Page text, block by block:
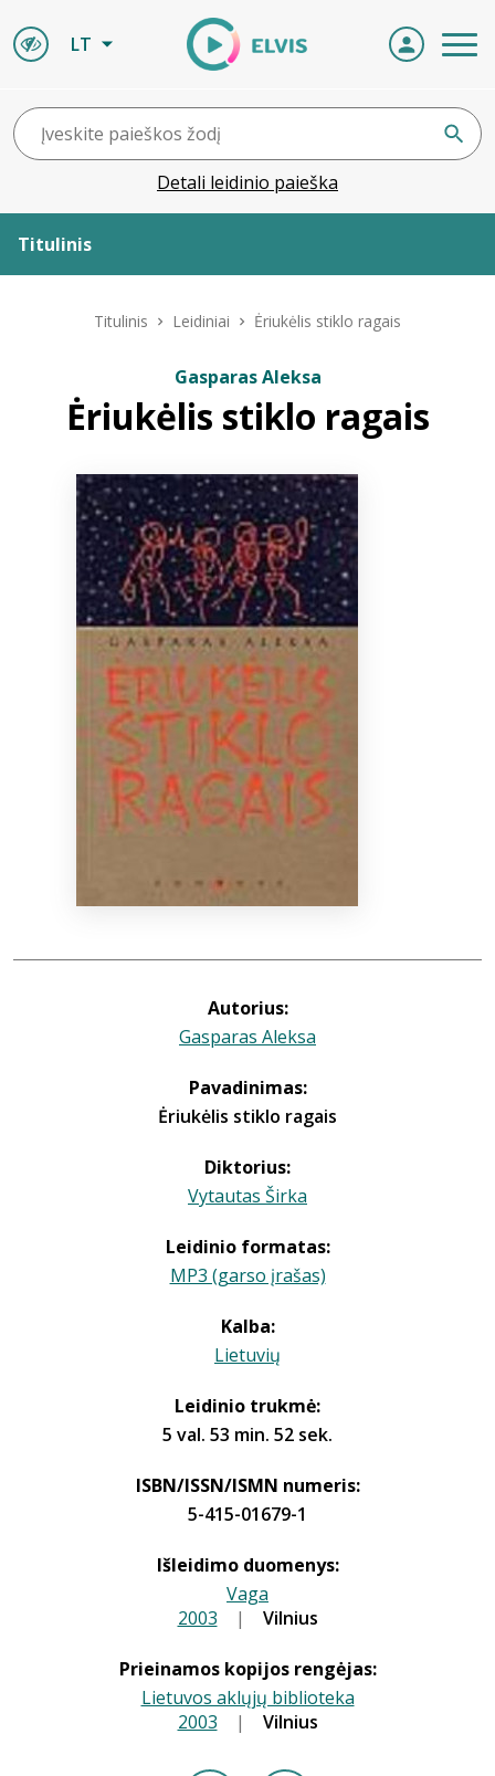
LT
Detali leidinio paieška
Titulinis
ELVIS atvyksta
Naujienos
Bibliotekoms
Titulinis Leidiniai Ėriukėlis stiklo ragais
Gasparas Aleksa
Ėriukėlis stiklo ragais
Autorius:
Gasparas Aleksa
Pavadinimas:
Ėriukėlis stiklo ragais
Diktorius:
Vytautas Širka
Leidinio formatas:
MP3 (garso įrašas)
Kalba:
Lietuvių
Leidinio trukmė:
5 val. 53 min. 52 sek.
ISBN/ISSN/ISMN numeris:
5-415-01679-1
Išleidimo duomenys:
Vaga
2003 | Vilnius
Prieinamos kopijos rengėjas:
Lietuvos aklųjų biblioteka
2003 | Vilnius